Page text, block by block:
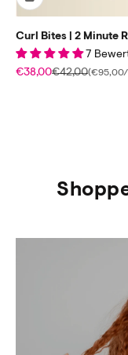
Curl Bites | 2 Minute
7
Angebot
€38,00Regulärer Preis
€42,00